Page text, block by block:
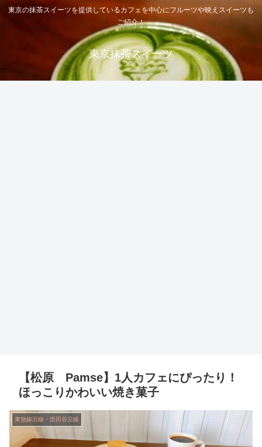
東京の抹茶スイーツを提供しているカフェを中心にフルーツや映えスイーツも
ご紹介！
東京抹茶スイーツ
【松原 Pamse】1人カフェにぴったり！
ほっこりかわいい焼き菓子
東急線沿線・世田谷沿線